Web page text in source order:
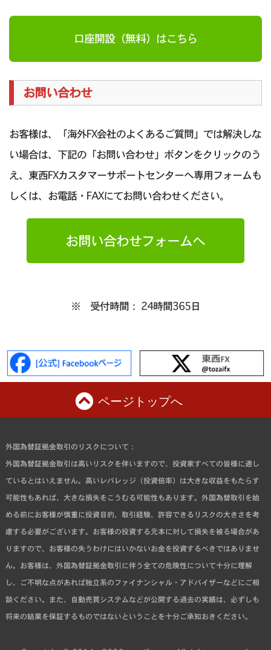
口座開設（無料）はこちら
お問い合わせ
お客様は、「海外FX会社のよくあるご質問」では解決しな
い場合は、下記の「お問い合わせ」ボタンをクリックのう
え、東西FXカスタマーサポートセンターへ専用フォームも
しくは、お電話・FAXにてお問い合わせください。
お問い合わせフォームへ
※ 受付時間： 24時間365日
ページトップへ
外国為替証拠金取引のリスクについて：
外国為替証拠金取引は高いリスクを伴いますので、投資家すべての皆様に適し
ているとはいえません。高いレバレッジ（投資倍率）は大きな収益をもたらす
可能性もあれば、大きな損失をこうむる可能性もあります。外国為替取引を始
める前にお客様が慎重に投資目的、取引経験、許容できるリスクの大きさを考
慮する必要がございます。お客様の投資する元本に対して損失を被る場合があ
りますので、お客様の失うわけにはいかないお金を投資するべきではありませ
ん。お客様は、外国為替証拠金取引に伴う全ての危険性について十分に理解
し、ご不明な点があれば独立系のファイナンシャル・アドバイザーなどにご相
談ください。また、自動売買システムなどが公開する過去の実績は、必ずしも
将来の結果を保証するものではないということを十分ご承知おきください。